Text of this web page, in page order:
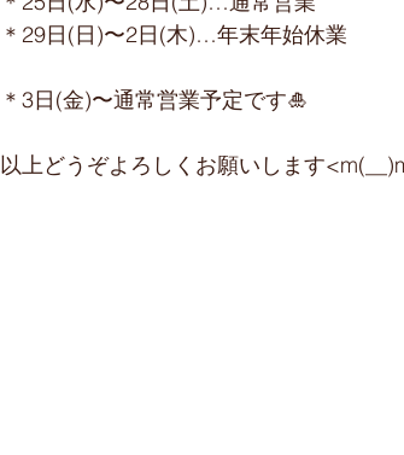
＊29日(日)〜2日(木)…年末年始休業﻿
﻿﻿＊3日(金)〜通常営業予定です﻿🎍
以上どうぞよろしくお願いします